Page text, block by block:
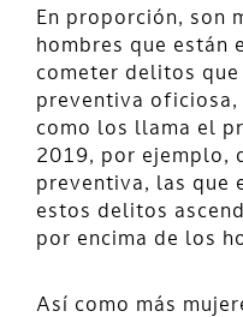
En proporción, son
hombres que están
cometer delitos
preventiva oficiosa,
como los llama el
2019, por ejemplo,
preventiva, las que
estos delitos
por encima de los
Así como más